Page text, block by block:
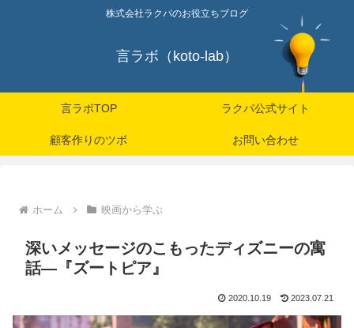
株式会社ラクパのお役立ちブログ
言ラボ（koto-lab）
言ラボTOP ラクパ公式サイト
顧客作りのツボ お問い合わせ
ホーム 映画から学ぶ
深いメッセージのこもったディズニーの寓
話―『ズートピア』
2020.10.19 2023.07.21